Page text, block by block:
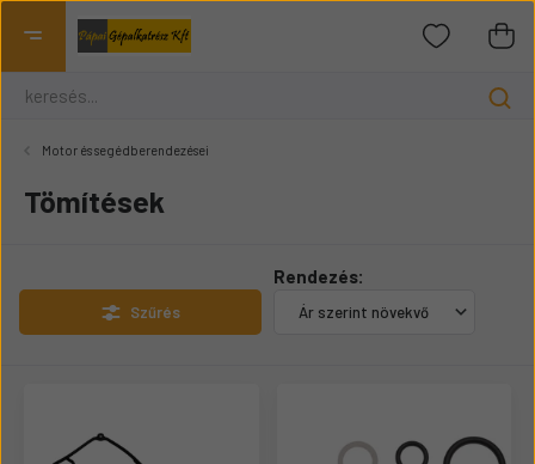
Motor és segédberendezései
Tömítések
Szűrés
Rendezés: